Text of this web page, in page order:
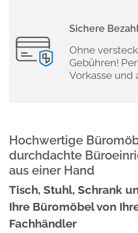
Sichere
Ohne
Gebühren!
Vorkasse und
Hochwertige
durchdachte
aus einer Hand
Tisch, Stuhl, Schrank
Ihre Büromöbel von
Fachhändler